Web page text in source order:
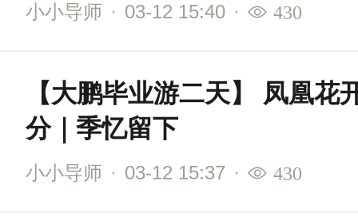
小小导师 · 03-12 15:40 · 430
【大鹏毕业游二天】 凤凰花
分｜季忆留下
小小导师 · 03-12 15:37 · 430